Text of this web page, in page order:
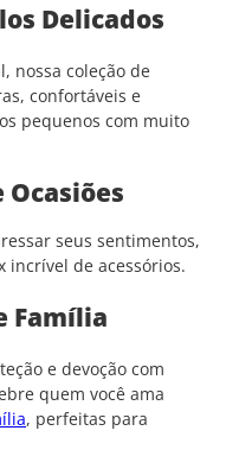
Delicados
nossa coleção de
confortáveis e
pequenos com muito
Ocasiões
seus sentimentos,
incrível de acessórios.
Família
e devoção com
quem você ama
, perfeitas para